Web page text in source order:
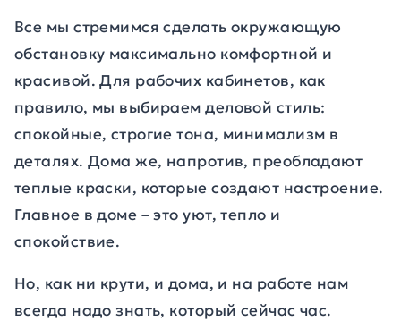
Все мы стремимся сделать окружающую
обстановку максимально комфортной и
красивой. Для рабочих кабинетов, как
правило, мы выбираем деловой стиль:
спокойные, строгие тона, минимализм в
деталях. Дома же, напротив, преобладают
теплые краски, которые создают настроение.
Главное в доме – это уют, тепло и
спокойствие.
Но, как ни крути, и дома, и на работе нам
всегда надо знать, который сейчас час.